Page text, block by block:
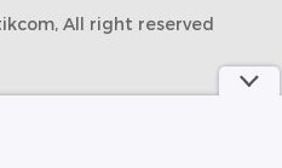
All right reserved